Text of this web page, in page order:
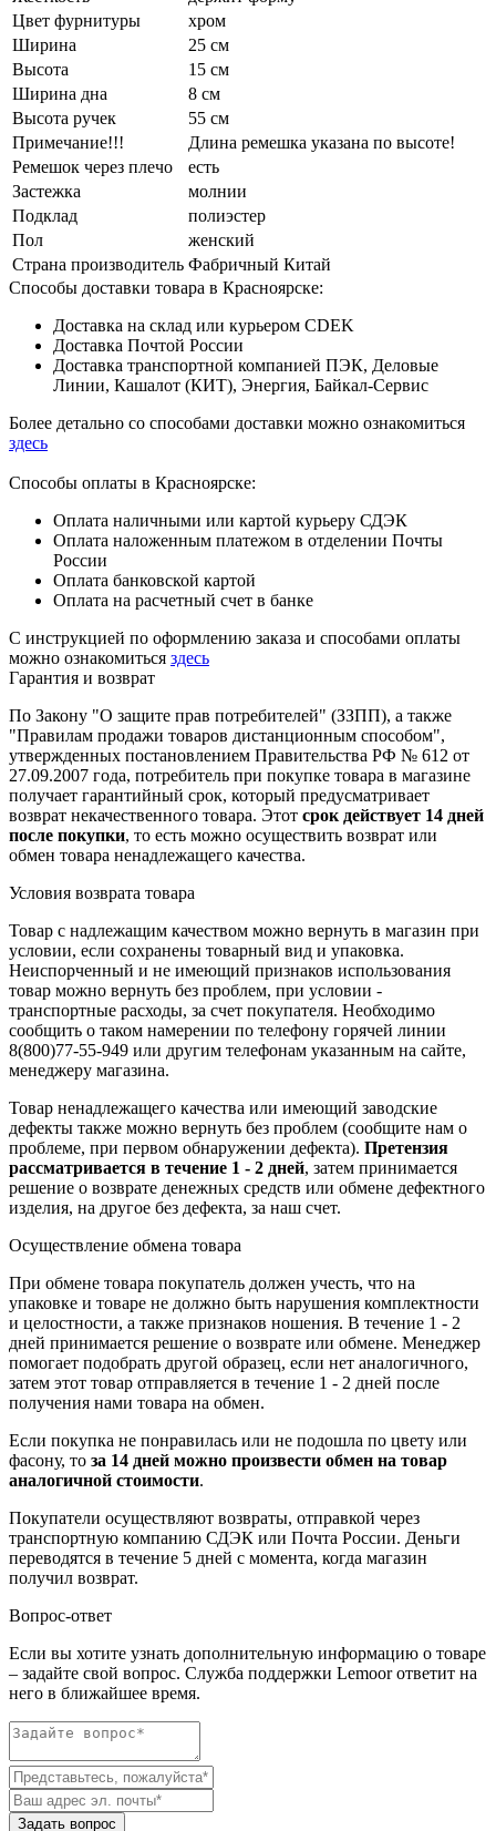
Цвет фурнитуры
хром
Ширина
25 см
Высота
15 см
Ширина дна
8 см
Высота ручек
55 см
Примечание!!!
Длина ремешка указана по высоте!
Ремешок через плечо
есть
Застежка
молнии
Подклад
полиэстер
Пол
женский
Страна производитель Фабричный Китай
Способы доставки товара в Красноярске:
Доставка на склад или курьером CDEK
Доставка Почтой России
Доставка транспортной компанией ПЭК, Деловые
Линии, Кашалот (КИТ), Энергия, Байкал-Сервис
Более детально со способами доставки можно ознакомиться
здесь
Способы оплаты в Красноярске:
Оплата наличными или картой курьеру СДЭК
Оплата наложенным платежом в отделении Почты
России
Оплата банковской картой
Оплата на расчетный счет в банке
С инструкцией по оформлению заказа и способами оплаты
можно ознакомиться здесь
Гарантия и возврат
По Закону "О защите прав потребителей" (ЗЗПП), а также
"Правилам продажи товаров дистанционным способом",
утвержденных постановлением Правительства РФ № 612 от
27.09.2007 года, потребитель при покупке товара в магазине
получает гарантийный срок, который предусматривает
возврат некачественного товара. Этот срок действует 14 дней
после покупки, то есть можно осуществить возврат или
обмен товара ненадлежащего качества.
Условия возврата товара
Товар с надлежащим качеством можно вернуть в магазин при
условии, если сохранены товарный вид и упаковка.
Неиспорченный и не имеющий признаков использования
товар можно вернуть без проблем, при условии -
транспортные расходы, за счет покупателя. Необходимо
сообщить о таком намерении по телефону горячей линии
8(800)77-55-949 или другим телефонам указанным на сайте,
менеджеру магазина.
Товар ненадлежащего качества или имеющий заводские
дефекты также можно вернуть без проблем (сообщите нам о
проблеме, при первом обнаружении дефекта). Претензия
рассматривается в течение 1 - 2 дней, затем принимается
решение о возврате денежных средств или обмене дефектного
изделия, на другое без дефекта, за наш счет.
Осуществление обмена товара
При обмене товара покупатель должен учесть, что на
упаковке и товаре не должно быть нарушения комплектности
и целостности, а также признаков ношения. В течение 1 - 2
дней принимается решение о возврате или обмене. Менеджер
помогает подобрать другой образец, если нет аналогичного,
затем этот товар отправляется в течение 1 - 2 дней после
получения нами товара на обмен.
Если покупка не понравилась или не подошла по цвету или
фасону, то за 14 дней можно произвести обмен на товар
аналогичной стоимости.
Покупатели осуществляют возвраты, отправкой через
транспортную компанию СДЭК или Почта России. Деньги
переводятся в течение 5 дней с момента, когда магазин
получил возврат.
Вопрос-ответ
Если вы хотите узнать дополнительную информацию о товаре
– задайте свой вопрос. Служба поддержки Lemoor ответит на
него в ближайшее время.
Задать вопрос